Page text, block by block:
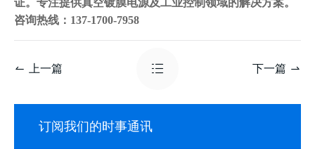
证。专注提供真空镀膜电源及工业控制领域的解决方案。
咨询热线：137-1700-7958
上一篇 下一篇
订阅我们的时事通讯